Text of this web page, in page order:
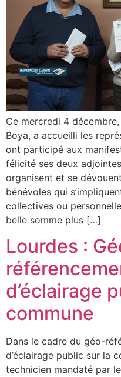
Ce mercredi 4
Boya, a accueilli les
ont participé aux
félicité ses deux
organisent et se
bénévoles qui
collectives ou
belle somme plus […]
Lourdes :
d’éclairage
commune
Dans le cadre du géo-
d’éclairage public sur la
technicien mandaté par